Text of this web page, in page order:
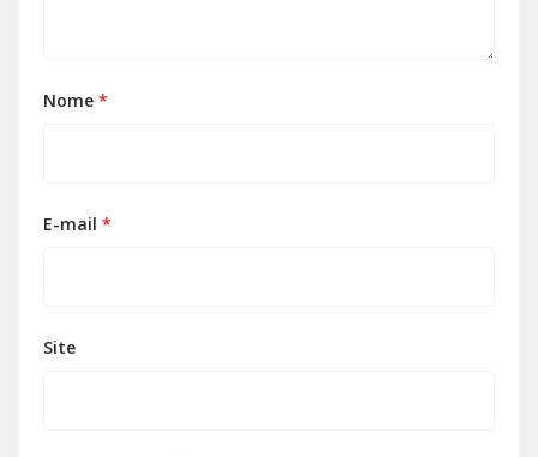
Nome *
E-mail *
Site